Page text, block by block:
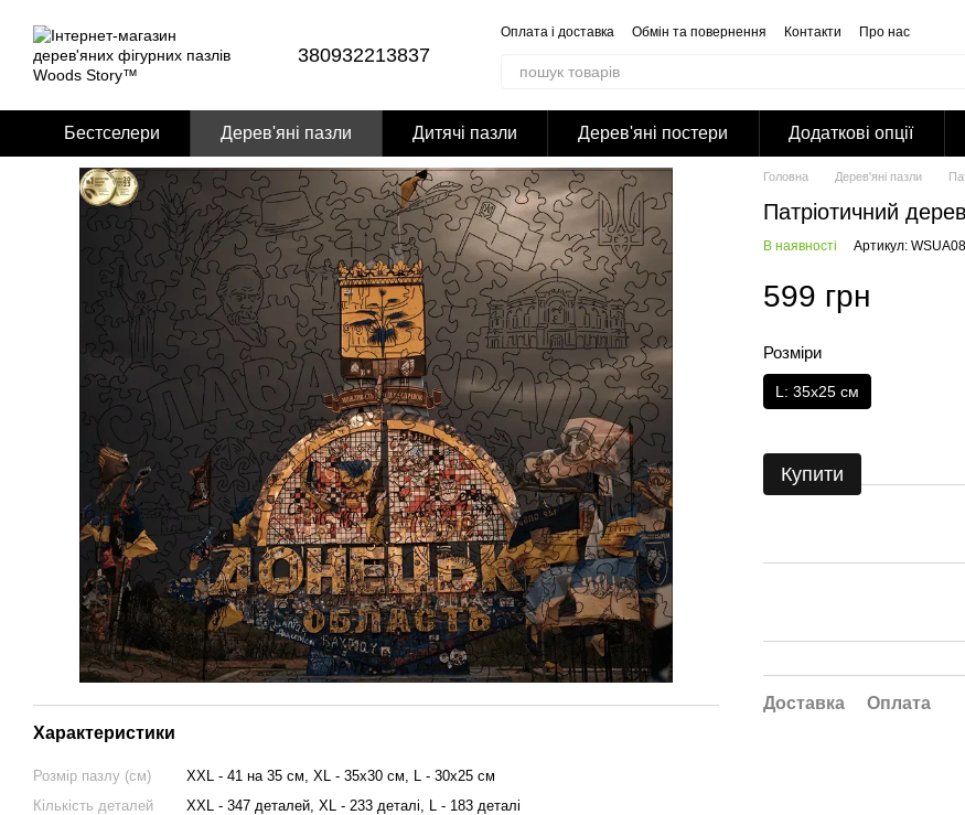
380932213837
Оплата і доставка Обмін та повернення Контакти
Про нас
Публічна оферта
Бестселери Дерев'яні пазли Дитячі пазли Дерев'яні постери Додаткові опції
Характеристики
Розмір пазлу (см)
XXL - 41 на 35 см, XL - 35х30 см, L - 30х25 см
Кількість деталей
XXL - 347 деталей, XL - 233 деталі, L - 183 деталі
Головна Дерев'яні пазли
Патріотичний
В наявності Артикул:
599 грн
Розміри
L: 35х25 см
Купити
Доставка Оплата